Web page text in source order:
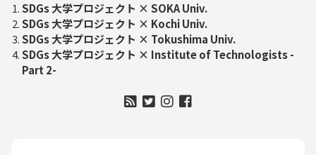
SDGs 大学プロジェクト × SOKA Univ.
SDGs 大学プロジェクト × Kochi Univ.
SDGs 大学プロジェクト × Tokushima Univ.
SDGs 大学プロジェクト × Institute of Technologists -
Part 2-